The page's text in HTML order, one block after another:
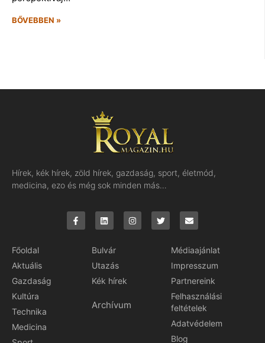
BŐVEBBEN »
Hírek, kék hírek, zöld hírek, gazdaság, sport, életmód,
medicina, ezo és még sok minden más…
Főoldal
Aktuális
Gazdaság
Kultúra
Technika
Medicina
Bulvár
Utazás
Kék hírek
Archívum
Médiaajánlat
Impresszum
Partnereink
Felhasználási
feltételek
Adatvédelem
Blog